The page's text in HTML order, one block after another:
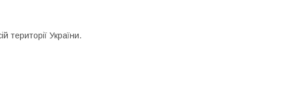
території України.